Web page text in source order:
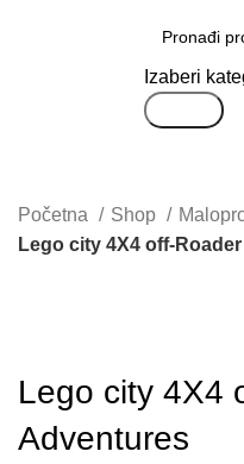
Izaberi
Početna Shop
Lego city 4X4 off-
Lego city 4X4
Adventures